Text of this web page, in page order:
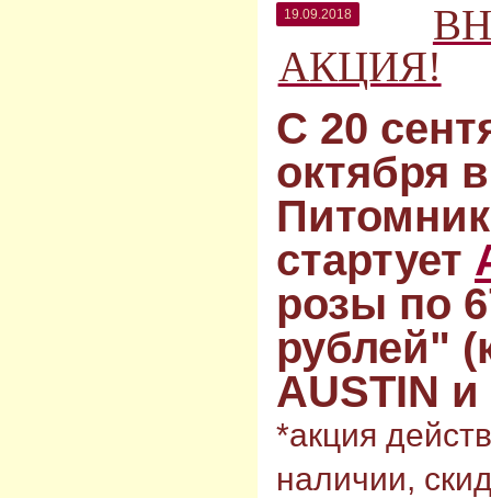
19.09.2018
АКЦИЯ!
С 20
октября
стартует
розы по
рублей"
AUSTIN и
*акция
наличии,